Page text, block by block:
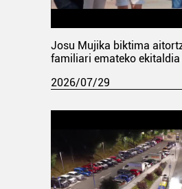
Josu Mujika biktima
familiari emateko ekitaldia
2026/07/29